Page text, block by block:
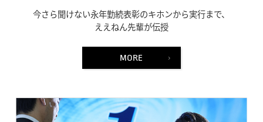
今さら聞けない永年勤続表彰のキホンから実行まで、
ええねん先輩が伝授
MORE